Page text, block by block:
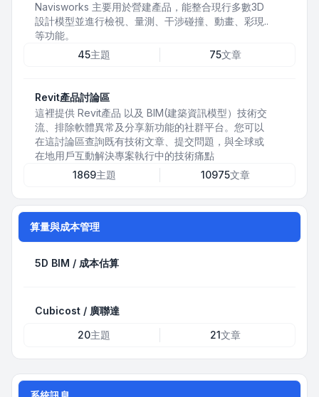
Navisworks 主要用於營建產品，能整合現行多數3D
設計模型並進行檢視、量測、干涉碰撞、動畫、彩現..
等功能。
45主題 75文章
Revit產品討論區
這裡提供 Revit產品 以及 BIM(建築資訊模型）技術交
流、排除軟體異常及分享新功能的社群平台。您可以
在這討論區查詢既有技術文章、提交問題，與全球或
在地用戶互動解決專案執行中的技術痛點
1869主題 10975文章
算量與成本管理
5D BIM / 成本估算
Cubicost / 廣聯達
20主題 21文章